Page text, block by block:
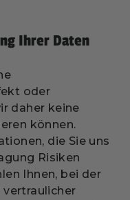
Ihrer Daten
oder
daher keine
können.
die Sie uns
Risiken
Ihnen, bei der